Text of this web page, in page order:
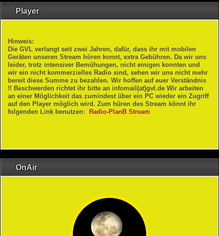
Player
Hinweis:
Die GVL verlangt seit zwei Jahren, dafür, dass ihr mit mobilen
Geräten unseren Stream hören konnt, extra Gebühren. Da wir uns
leider, trotz intensiver Bemühungen, nicht einigen konnten und
wir ein nicht kommerzielles Radio sind, sehen wir uns nicht mehr
bereit diese Summe zu bezahlen. Wir hoffen auf euer Verständnis
!! Beschwerden richtet ihr bitte an infomail(at)gvl.de Wir arbeiten
an einer Möglichkeit das zumindest über ein PC wieder ein Zugriff
auf den Player möglich wird. Zum hüren des Stream könnt ihr
folgenden Link benutzen:
Radio-PlanB Stream
OnAir